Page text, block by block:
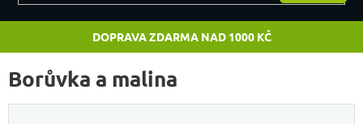
DOPRAVA ZDARMA NAD 1000 KČ
Borůvka a malina